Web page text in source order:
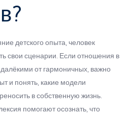
детского опыта, человек
свои сценарии. Если отношения в
от гармоничных, важно
и понять, какие модели
в собственную жизнь.
помогают осознать, что